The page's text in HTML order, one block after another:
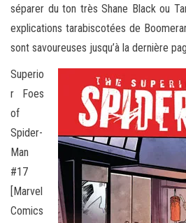
séparer du ton très Shane Black ou
explications tarabiscotées de
sont savoureuses jusqu’à la dernière
Superio
r Foes
of
Spider-
Man
#17
[Marvel
Comics